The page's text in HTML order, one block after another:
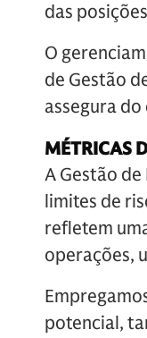
das
O
de Gestão
assegura
MÉTRICAS
A Gestão
limites de
refletem
operações,
potencial,